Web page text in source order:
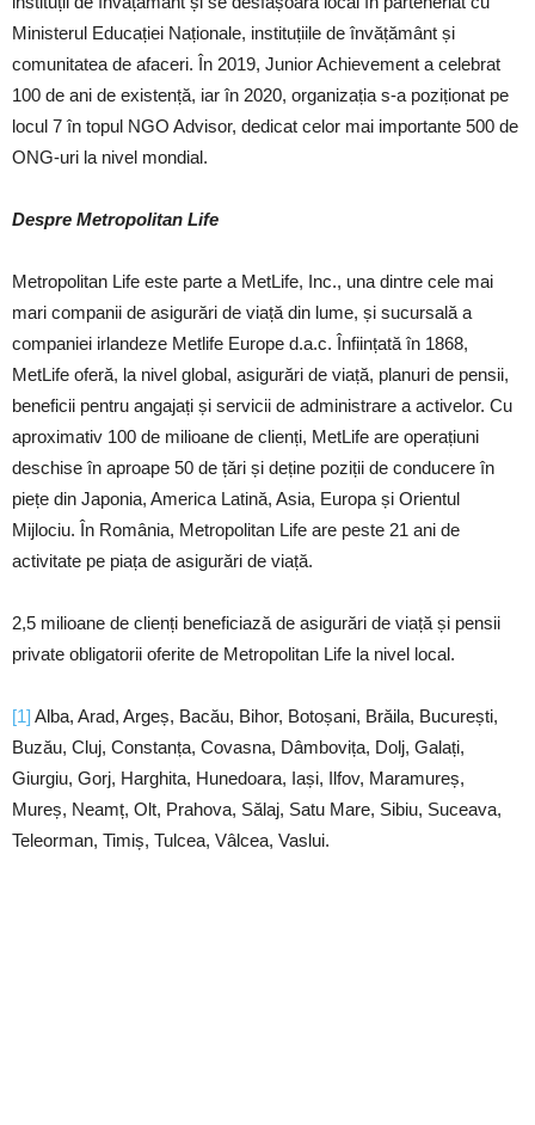
Ministerul Educației Naționale, instituțiile de învățământ și
comunitatea de afaceri. În 2019, Junior Achievement a celebrat
100 de ani de existență, iar în 2020, organizația s-a poziționat pe
locul 7 în topul NGO Advisor, dedicat celor mai importante 500 de
ONG-uri la nivel mondial.
Despre Metropolitan Life
Metropolitan Life este parte a MetLife, Inc., una dintre cele mai
mari companii de asigurări de viață din lume, și sucursală a
companiei irlandeze Metlife Europe d.a.c. Înființată în 1868,
MetLife oferă, la nivel global, asigurări de viață, planuri de pensii,
beneficii pentru angajați și servicii de administrare a activelor. Cu
aproximativ 100 de milioane de clienți, MetLife are operațiuni
deschise în aproape 50 de țări și deține poziții de conducere în
piețe din Japonia, America Latină, Asia, Europa și Orientul
Mijlociu. În România, Metropolitan Life are peste 21 ani de
activitate pe piața de asigurări de viață.
2,5 milioane de clienți beneficiază de asigurări de viață și pensii
private obligatorii oferite de Metropolitan Life la nivel local.
[1] Alba, Arad, Argeș, Bacău, Bihor, Botoșani, Brăila, București,
Buzău, Cluj, Constanța, Covasna, Dâmbovița, Dolj, Galați,
Giurgiu, Gorj, Harghita, Hunedoara, Iași, Ilfov, Maramureș,
Mureș, Neamț, Olt, Prahova, Sălaj, Satu Mare, Sibiu, Suceava,
Teleorman, Timiș, Tulcea, Vâlcea, Vaslui.